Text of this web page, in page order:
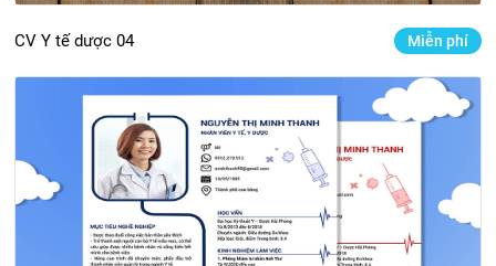
CV Y tế dược 04 Miễn phí